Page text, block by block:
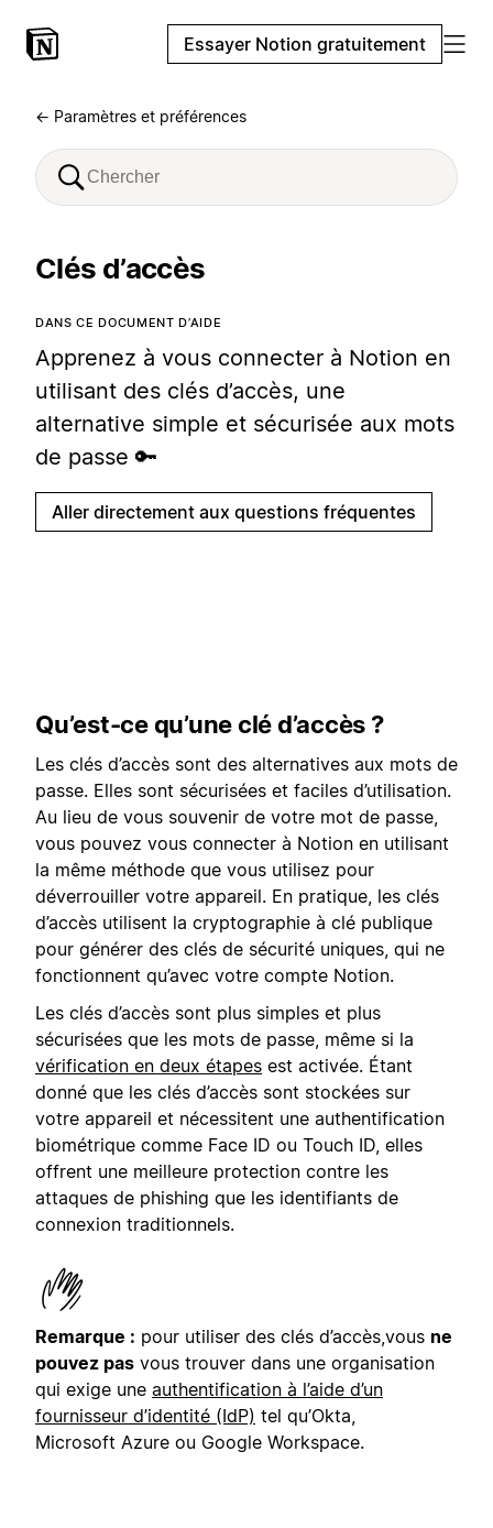
Essayer Notion gratuitement
← Paramètres et préférences
Clés d’accès
DANS CE DOCUMENT D’AIDE
Apprenez à vous connecter à Notion en
utilisant des clés d’accès, une
alternative simple et sécurisée aux mots
de passe 🔑
Aller directement aux questions fréquentes
Qu’est-ce qu’une clé d’accès ?
Les clés d’accès sont des alternatives aux mots de
passe. Elles sont sécurisées et faciles d’utilisation.
Au lieu de vous souvenir de votre mot de passe,
vous pouvez vous connecter à Notion en utilisant
la même méthode que vous utilisez pour
déverrouiller votre appareil. En pratique, les clés
d’accès utilisent la cryptographie à clé publique
pour générer des clés de sécurité uniques, qui ne
fonctionnent qu’avec votre compte Notion.
Les clés d’accès sont plus simples et plus
sécurisées que les mots de passe, même si la
vérification en deux étapes est activée. Étant
donné que les clés d’accès sont stockées sur
votre appareil et nécessitent une authentification
biométrique comme Face ID ou Touch ID, elles
offrent une meilleure protection contre les
attaques de phishing que les identifiants de
connexion traditionnels.
Remarque : pour utiliser des clés d’accès,vous ne
pouvez pas vous trouver dans une organisation
qui exige une authentification à l’aide d’un
fournisseur d’identité (IdP) tel qu’Okta,
Microsoft Azure ou Google Workspace.